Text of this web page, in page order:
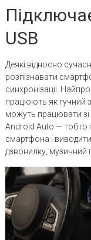
USB
Деякі відносно
розпізнавати
синхронізації.
працюють як гучний
можуть працювати
Android Auto — тобто
смартфона і
дзвонилку, музичний